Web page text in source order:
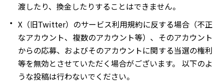
渡したり、換金したりすることはできません。
X（旧Twitter）のサービス利用規約に反する場合（不正
なアカウント、複数のアカウント等）、そのアカウント
からの応募、およびそのアカウントに関する当選の権利
等を無効とさせていただく場合がございます。 以下のよ
うな投稿は行わないでください。